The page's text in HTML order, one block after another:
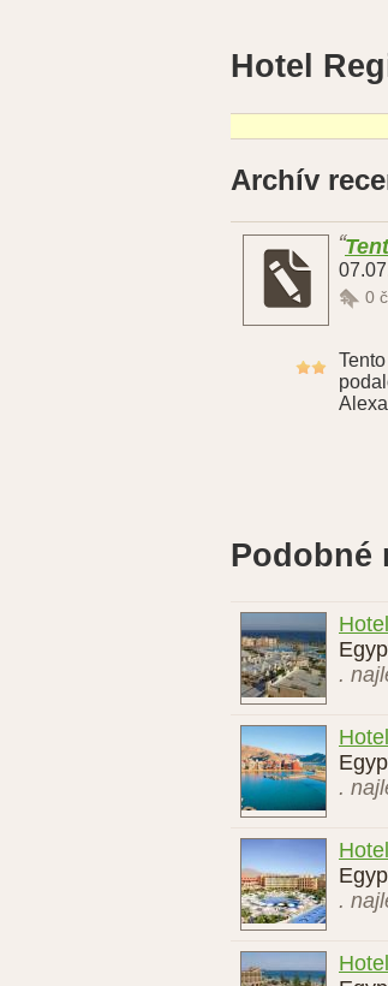
Hotel
Archív
0
Podobné
.
.
.